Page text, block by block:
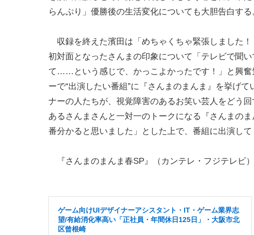
らんぷり」優勝後の生活変化についても大胆告白する
収録を終えた濱田は「めちゃくちゃ緊張しました
初対面となったさんまの印象について「テレビで聞
て……という感じで、かっこよかったです！」と興
ーで“出演したい番組”に『さんまのまんま』を挙げ
ナーの人たちが、視覚障害のあるお笑い芸人をどう
あるさんまさんと一対一のトークになる『さんまの
番分かると思いました」とした上で、番組に出演し
『さんまのまんま春SP』（カンテレ・フジテレビ
ゲーム向けUIデザイナーアシスタント・IT・ゲーム業界志
望/有給消化率高い「正社員・年間休日125日」・大阪市北
区曾根崎